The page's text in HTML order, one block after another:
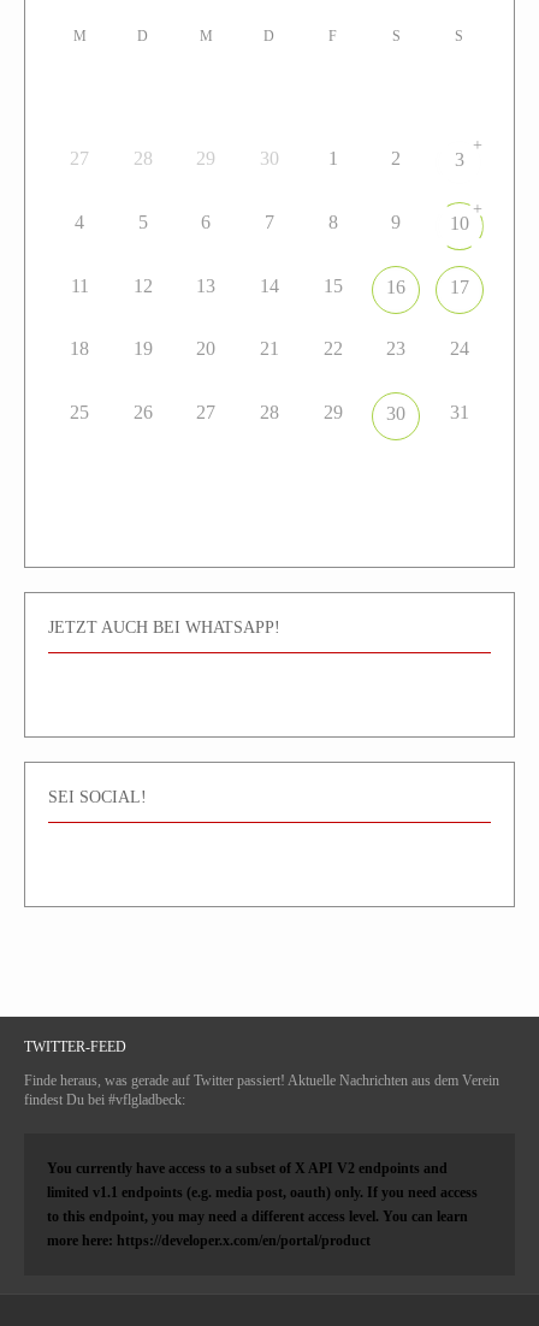
M D M D F S S
27 28 29 30 1 2 3
+
4 5 6 7 8 9 10
+
11 12 13 14 15 16 17
18 19 20 21 22 23 24
25 26 27 28 29 30 31
JETZT AUCH BEI WHATSAPP!
SEI SOCIAL!
TWITTER-FEED
Finde heraus, was gerade auf Twitter passiert! Aktuelle Nachrichten aus dem Verein
findest Du bei #vflgladbeck:
You currently have access to a subset of X API V2 endpoints and
limited v1.1 endpoints (e.g. media post, oauth) only. If you need access
to this endpoint, you may need a different access level. You can learn
more here: https://developer.x.com/en/portal/product